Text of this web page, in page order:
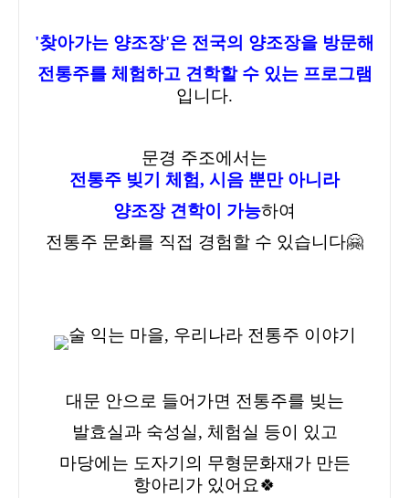
'찾아가는 양조장'은 전국의 양조장을 방문해
전통주를 체험하고 견학할 수 있는 프로그램
입니다.
문경 주조에서는
전통주 빚기 체험, 시음 뿐만 아니라
양조장 견학이 가능하여
전통주 문화를 직접 경험할 수 있습니다🤗
대문 안으로 들어가면 전통주를 빚는
발효실과 숙성실, 체험실 등이 있고
마당에는 도자기의 무형문화재가 만든
항아리가 있어요🍀